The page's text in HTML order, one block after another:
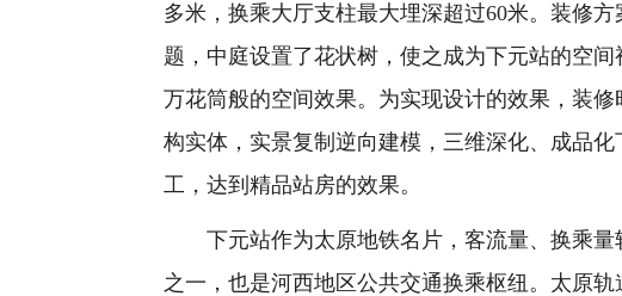
多米，换乘大厅支柱最大埋深超过60米。装修
题，中庭设置了花状树，使之成为下元站的空
万花筒般的空间效果。为实现设计的效果，装
构实体，实景复制逆向建模，三维深化、成品
工，达到精品站房的效果。
下元站作为太原地铁名片，客流量、换乘量
之一，也是河西地区公共交通换乘枢纽。太原